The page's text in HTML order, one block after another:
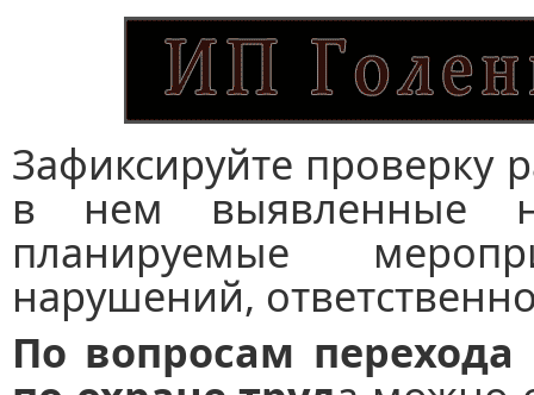
Зафиксируйте проверку
в нем выявленные
планируемые
нарушений,
По вопросам